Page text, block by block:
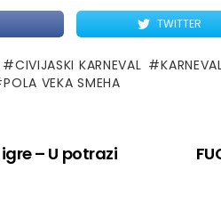
TWITTER
CIVIJASKI KARNEVAL
POLA VEKA SMEHA
– U potrazi